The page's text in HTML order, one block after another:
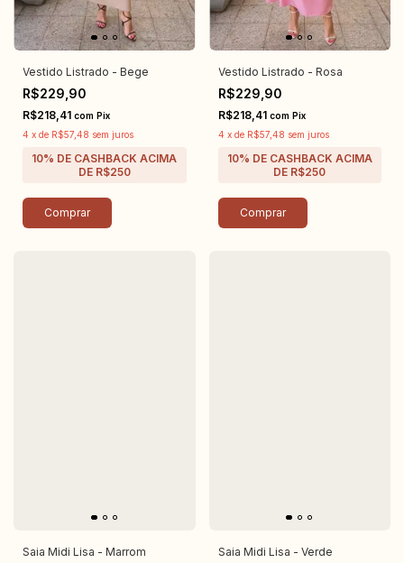
Vestido Listrado - Bege
R$229,90
R$218,41 com Pix
4 x de R$57,48 sem juros
Comprar
Vestido Listrado - Rosa
R$229,90
R$218,41 com Pix
4 x de R$57,48 sem juros
Comprar
Saia Midi Lisa - Marrom Saia Midi Lisa - Verde